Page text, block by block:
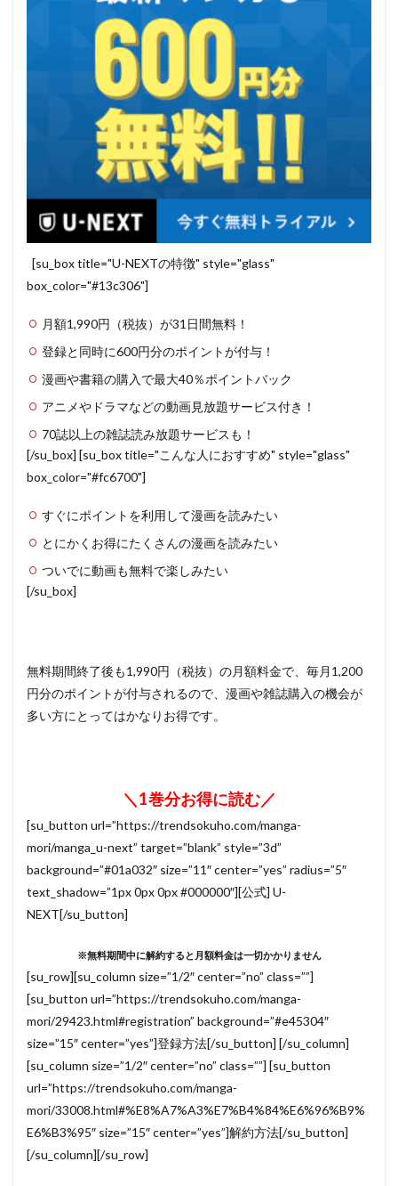
[su_box title="U-NEXTの特徴" style="glass"
box_color="#13c306"]
月額1,990円（税抜）が31日間無料！
登録と同時に600円分のポイントが付与！
漫画や書籍の購入で最大40％ポイントバック
アニメやドラマなどの動画見放題サービス付き！
70誌以上の雑誌読み放題サービスも！
[/su_box] [su_box title="こんな人におすすめ" style="glass"
box_color="#fc6700"]
すぐにポイントを利用して漫画を読みたい
とにかくお得にたくさんの漫画を読みたい
ついでに動画も無料で楽しみたい
[/su_box]
無料期間終了後も1,990円（税抜）の月額料金で、毎月1,200
円分のポイントが付与されるので、漫画や雑誌購入の機会が
多い方にとってはかなりお得です。
＼1巻分お得に読む／
[su_button url=”https://trendsokuho.com/manga-
mori/manga_u-next” target=”blank” style=”3d”
background=”#01a032″ size=”11″ center=”yes” radius=”5″
text_shadow=”1px 0px 0px #000000″][公式] U-
NEXT[/su_button]
※無料期間中に解約すると月額料金は一切かかりません
[su_row][su_column size=”1/2″ center=”no” class=””]
[su_button url=”https://trendsokuho.com/manga-
mori/29423.html#registration” background=”#e45304″
size=”15″ center=”yes”]登録方法[/su_button] [/su_column]
[su_column size=”1/2″ center=”no” class=””] [su_button
url=”https://trendsokuho.com/manga-
mori/33008.html#%E8%A7%A3%E7%B4%84%E6%96%B9%
E6%B3%95″ size=”15″ center=”yes”]解約方法[/su_button]
[/su_column][/su_row]